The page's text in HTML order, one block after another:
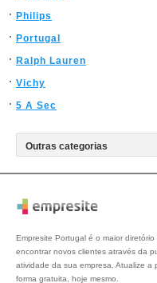
Philips
Portugal
Ralph Lauren
Vichy
5 A Sec
Empresite Portugal é o maior
encontrar novos clientes através da
atividade da sua empresa. Atualize a
forma gratuita, hoje mesmo.